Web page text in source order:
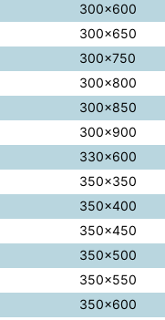
300×600
300×650
300×750
300×800
300×850
300×900
330×600
350×350
350×400
350×450
350×500
350×550
350×600